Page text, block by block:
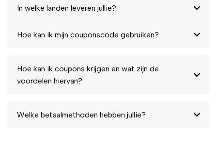
In welke landen leveren jullie?
Hoe kan ik mijn couponscode gebruiken?
Hoe kan ik coupons krijgen en wat zijn de
voordelen hiervan?
Welke betaalmethoden hebben jullie?